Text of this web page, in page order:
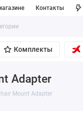
Контакты
Комплекты
Adapter
Mount Adapter